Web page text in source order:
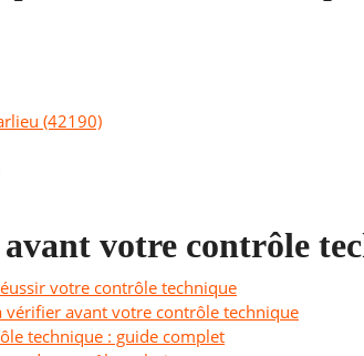
(42190)
votre contrôle
votre contrôle technique
vérifier avant votre contrôle technique
technique : guide complet